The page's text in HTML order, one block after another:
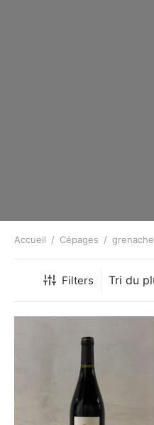
Accueil / Cépages / grenache
Filters